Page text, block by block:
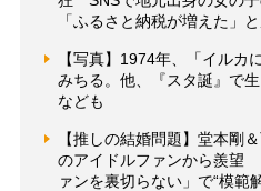
「ふるさと納税が増えた」
【写真】1974年、「イルカ
みちる。他、『スタ誕』で
なども
【推しの結婚問題】堂本剛
のアイドルファンから羨望
ァンを裏切らない」で“模範